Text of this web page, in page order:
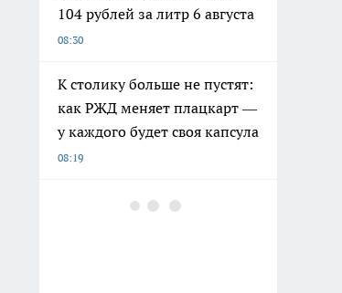
104 рублей за литр 6 августа
08:30
К столику больше не пустят:
как РЖД меняет плацкарт —
у каждого будет своя капсула
08:19
Пятеро белых павлинят